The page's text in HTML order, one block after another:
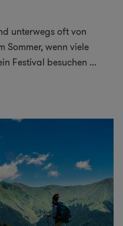
unterwegs oft von
Sommer, wenn viele
Festival besuchen ...